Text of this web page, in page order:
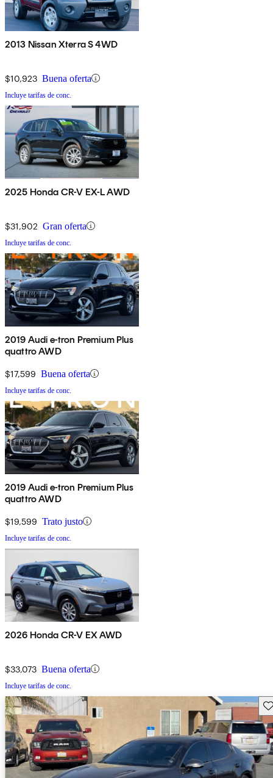
2013 Nissan Xterra S 4WD
$10,923 Buena oferta
Incluye tarifas de conc.
2025 Honda CR-V EX-L AWD
$31,902 Gran oferta
Incluye tarifas de conc.
2019 Audi e-tron Premium Plus
quattro AWD
$17,599 Buena oferta
Incluye tarifas de conc.
2019 Audi e-tron Premium Plus
quattro AWD
$19,599 Trato justo
Incluye tarifas de conc.
2026 Honda CR-V EX AWD
$33,073 Buena oferta
Incluye tarifas de conc.